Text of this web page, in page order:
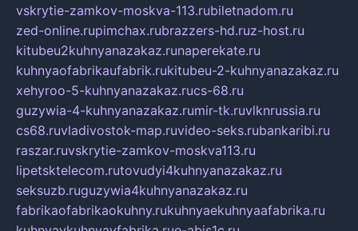
vskrytie-zamkov-moskva-113.rubiletnadom.ru
zed-online.rupimchax.rubrazzers-hd.ruz-host.ru
kitubeu2kuhnyanazakaz.runaperekate.ru
kuhnyaofabrikaufabrik.rukitubeu-2-kuhnyanazakaz.ru
xehyroo-5-kuhnyanazakaz.rucs-68.ru
guzywia-4-kuhnyanazakaz.rumir-tk.ruvlknrussia.ru
cs68.ruvladivostok-map.ruvideo-seks.rubankaribi.ru
raszar.ruvskrytie-zamkov-moskva113.ru
lipetsktelecom.rutovudyi4kuhnyanazakaz.ru
seksuzb.ruguzywia4kuhnyanazakaz.ru
fabrikaofabrikaokuhny.rukuhnyaekuhnyaafabrika.ru